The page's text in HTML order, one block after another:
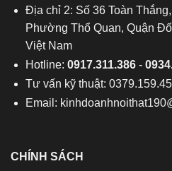
Địa chỉ 2: Số 36 Toàn
Phường Thổ Quan, Quận
Việt Nam
Hotline: 0917.311.386-
Tư vấn kỹ thuật:
Email:
CHÍNH SÁCH